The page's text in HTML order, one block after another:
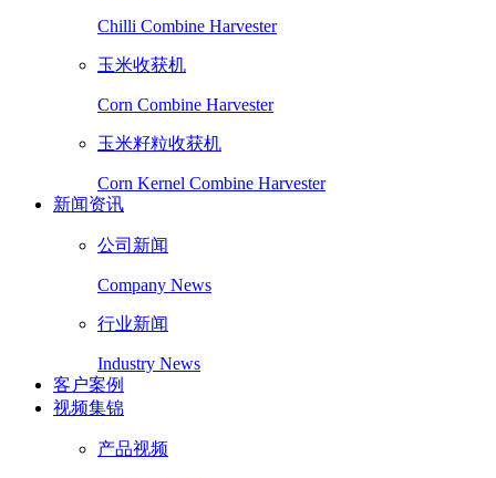
Chilli Combine Harvester
玉米收获机
Corn Combine Harvester
玉米籽粒收获机
Corn Kernel Combine Harvester
新闻资讯
公司新闻
Company News
行业新闻
Industry News
客户案例
视频集锦
产品视频